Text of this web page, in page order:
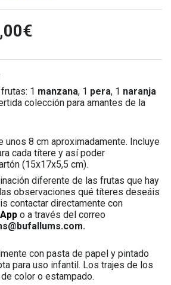
1 manzana, 1 pera, 1 naranja
colección para amantes de la
unos 8 cm aproximadamente. Incluye
cada títere y así poder
(15x17x5,5 cm).
diferente de las frutas que hay
observaciones qué títeres deseáis
contactar directamente con
o a través del correo
con pasta de papel y pintado
para uso infantil. Los trajes de los
color o estampado.